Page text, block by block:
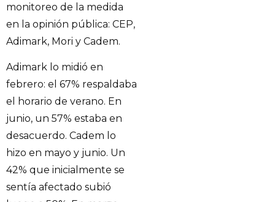
monitoreo de la medida
en la opinión pública: CEP,
Adimark, Mori y Cadem.
Adimark lo midió en
febrero: el 67% respaldaba
el horario de verano. En
junio, un 57% estaba en
desacuerdo. Cadem lo
hizo en mayo y junio. Un
42% que inicialmente se
sentía afectado subió